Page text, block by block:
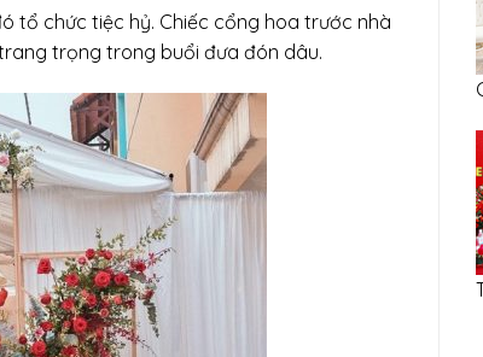
tổ chức tiệc hỷ. Chiếc cổng hoa trước nhà
trọng trong buổi đưa đón dâu.